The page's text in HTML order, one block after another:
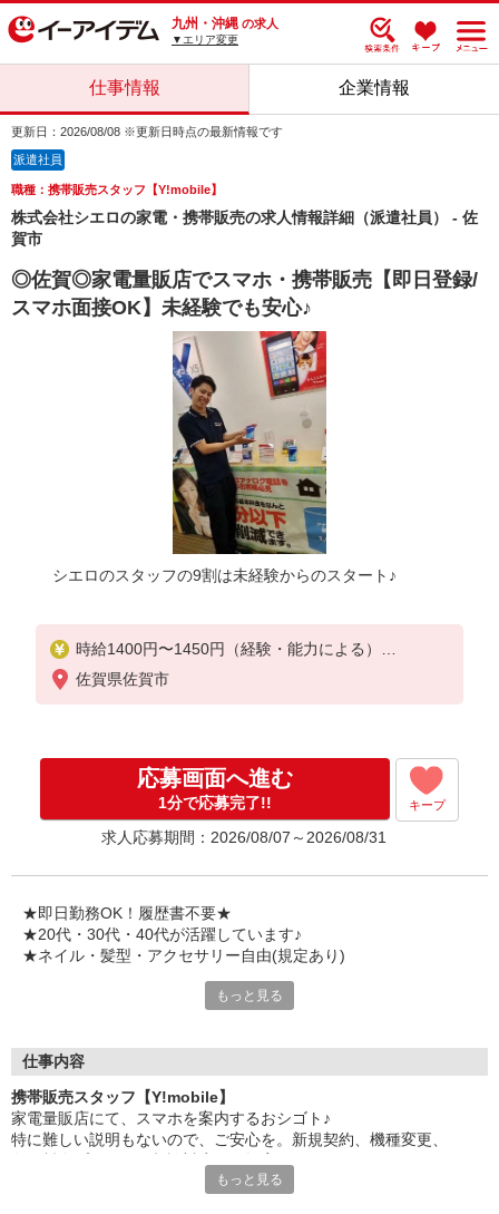
九州・沖縄 の求人
▼エリア変更
仕事情報 企業情報
更新日：2026/08/08 ※更新日時点の最新情報です
派遣社員
職種：携帯販売スタッフ【Y!mobile】
株式会社シエロの家電・携帯販売の求人情報詳細（派遣社員） - 佐
賀市
◎佐賀◎家電量販店でスマホ・携帯販売【即日登録/
スマホ面接OK】未経験でも安心♪
シエロのスタッフの9割は未経験からのスタート♪
時給1400円〜1450円（経験・能力による）
※残業代支給
★交通費別途支給（規定あり）
入社祝い金10万円支給(規定有)
お友達を紹介頂くと,
インセンティブ支給(規定有)
゜・。○。・゜+゜・。○。・゜+゜
佐賀県佐賀市
応募画面へ進む
1分で応募完了!! キープ
求人応募期間：2026/08/07～2026/08/31
★即日勤務OK！履歴書不要★
★20代・30代・40代が活躍しています♪
★ネイル・髪型・アクセサリー自由(規定あり)
でも心配ご無用！
お互いに教え合ったり、フォローしあったりする
和気あいあいとした人間関係がある店舗ばかり！
皆で一緒にステップアップしましょう♪
【選べるお仕事いろいろ】
もっと見る
仕事内容
携帯販売スタッフ【Y!mobile】
家電量販店にて、スマホを案内するおシゴト♪
特に難しい説明もないので、ご安心を。新規契約、機種変更、
もっと見る